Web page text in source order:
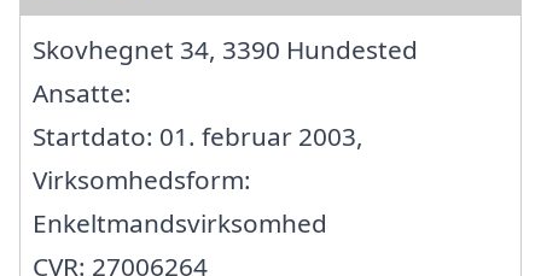
Skovhegnet 34, 3390 Hundested
Ansatte:
Startdato: 01. februar 2003,
Virksomhedsform:
Enkeltmandsvirksomhed
CVR: 27006264